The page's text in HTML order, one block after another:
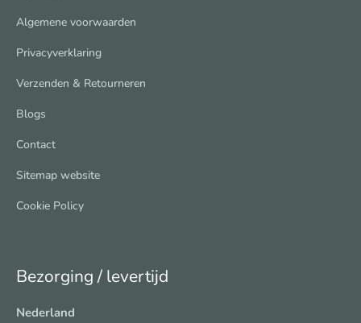
Algemene voorwaarden
Privacyverklaring
Verzenden & Retourneren
Blogs
Contact
Sitemap website
Cookie Policy
Bezorging / levertijd
Nederland